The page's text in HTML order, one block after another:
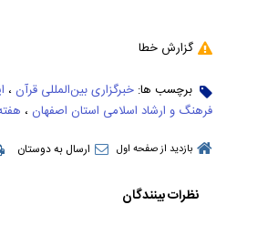
گزارش خطا
برچسب ها: خبرگزاری بین‌المللی قرآن ،
فرهنگ و ارشاد اسلامی استان اصفهان ،
بازدید از صفحه اول ارسال به دوستان
نظرات بینندگان